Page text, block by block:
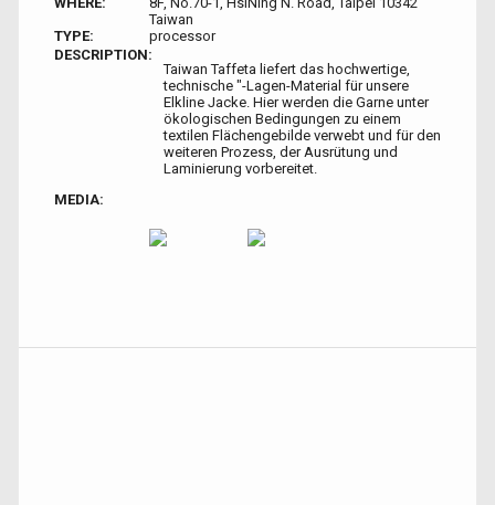
Taiwan
TYPE:
processor
DESCRIPTION:
Taiwan Taffeta liefert das hochwertige,
technische "-Lagen-Material für unsere
Elkline Jacke. Hier werden die Garne unter
ökologischen Bedingungen zu einem
textilen Flächengebilde verwebt und für den
weiteren Prozess, der Ausrütung und
Laminierung vorbereitet.
MEDIA: